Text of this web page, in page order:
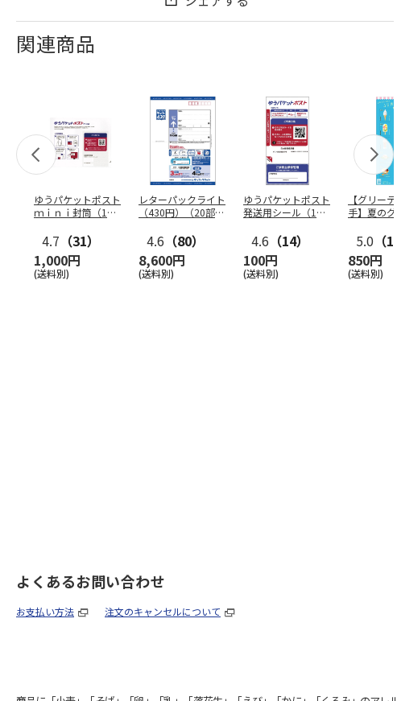
関連商品
ゆうパケットポスト
ｍｉｎｉ封筒（1個
4.7 （31）
1,000円
(送料別)
レターパックライト
（430円）（20部セ
4.6 （80）
8,600円
(送料別)
ゆうパケットポスト
発送用シール（1個
4.6 （14）
100円
(送料別)
【グリー
手】夏のグ
5.0 （
850円
(送料別)
よくあるお問い合わせ
お支払い方法 注文のキャンセルについて